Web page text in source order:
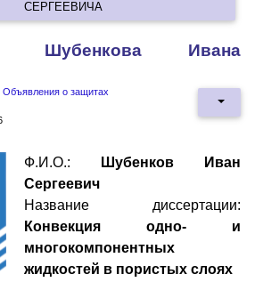
СЕРГЕЕВИЧА
Шубенкова Ивана
Объявления о защитах
Ф.И.О.:
Шубенков Иван
Сергеевич
Название диссертации:
Конвекция одно- и
многокомпонентных
жидкостей в пористых слоях